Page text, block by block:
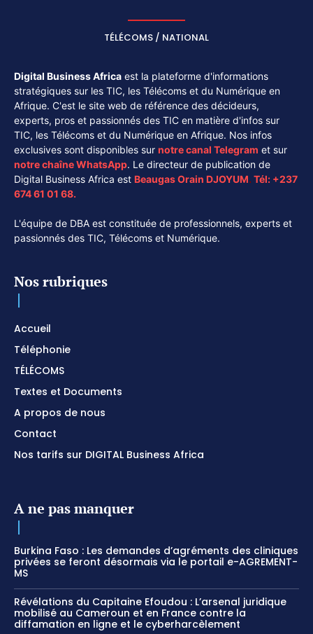
TÉLÉCOMS / NATIONAL
Digital Business Africa est la plateforme d'informations
stratégiques sur les TIC, les Télécoms et du Numérique en
Afrique. C'est le site web de référence des décideurs,
experts, pros et passionnés des TIC en matière d'infos sur
TIC, les Télécoms et du Numérique en Afrique. Nos infos
exclusives sont disponibles sur notre canal Telegram et sur
notre chaîneWhatsApp. Le directeur de publication de
Digital Business Africa est Beaugas Orain DJOYUM. Tél: +237
674 61 01 68.
L'équipe de DBA est constituée de professionnels, experts et
passionnés des TIC, Télécoms et Numérique.
Nos rubriques
Accueil
Téléphonie
TÉLÉCOMS
Textes et Documents
A propos de nous
Contact
Nos tarifs sur DIGITAL Business Africa
A ne pas manquer
Burkina Faso : Les demandes d’agréments des cliniques
privées se feront désormais via le portail e-AGREMENT-
MS
Révélations du Capitaine Efoudou : L’arsenal juridique
mobilisé au Cameroun et en France contre la
diffamation en ligne et le cyberharcèlement